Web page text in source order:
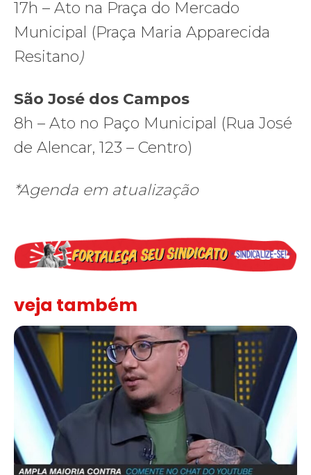
17h – Ato na Praça do Mercado
Municipal (Praça Maria Apparecida
Resitano)
São José dos Campos
8h – Ato no Paço Municipal (Rua José
de Alencar, 123 – Centro)
*Agenda em atualização
veja também
Solidariedade ao jornalista Caê Vasconcelos e repúdio aos